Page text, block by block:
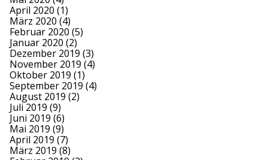
April 2020 (1)
März 2020 (4)
Februar 2020 (5)
Januar 2020 (2)
Dezember 2019 (3)
November 2019 (4)
Oktober 2019 (1)
September 2019 (4)
August 2019 (2)
Juli 2019 (9)
Juni 2019 (6)
Mai 2019 (9)
April 2019 (7)
März 2019 (8)